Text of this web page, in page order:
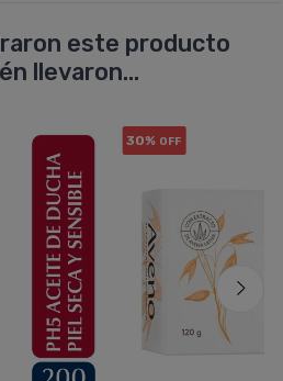
este producto
llevaron...
30% OFF